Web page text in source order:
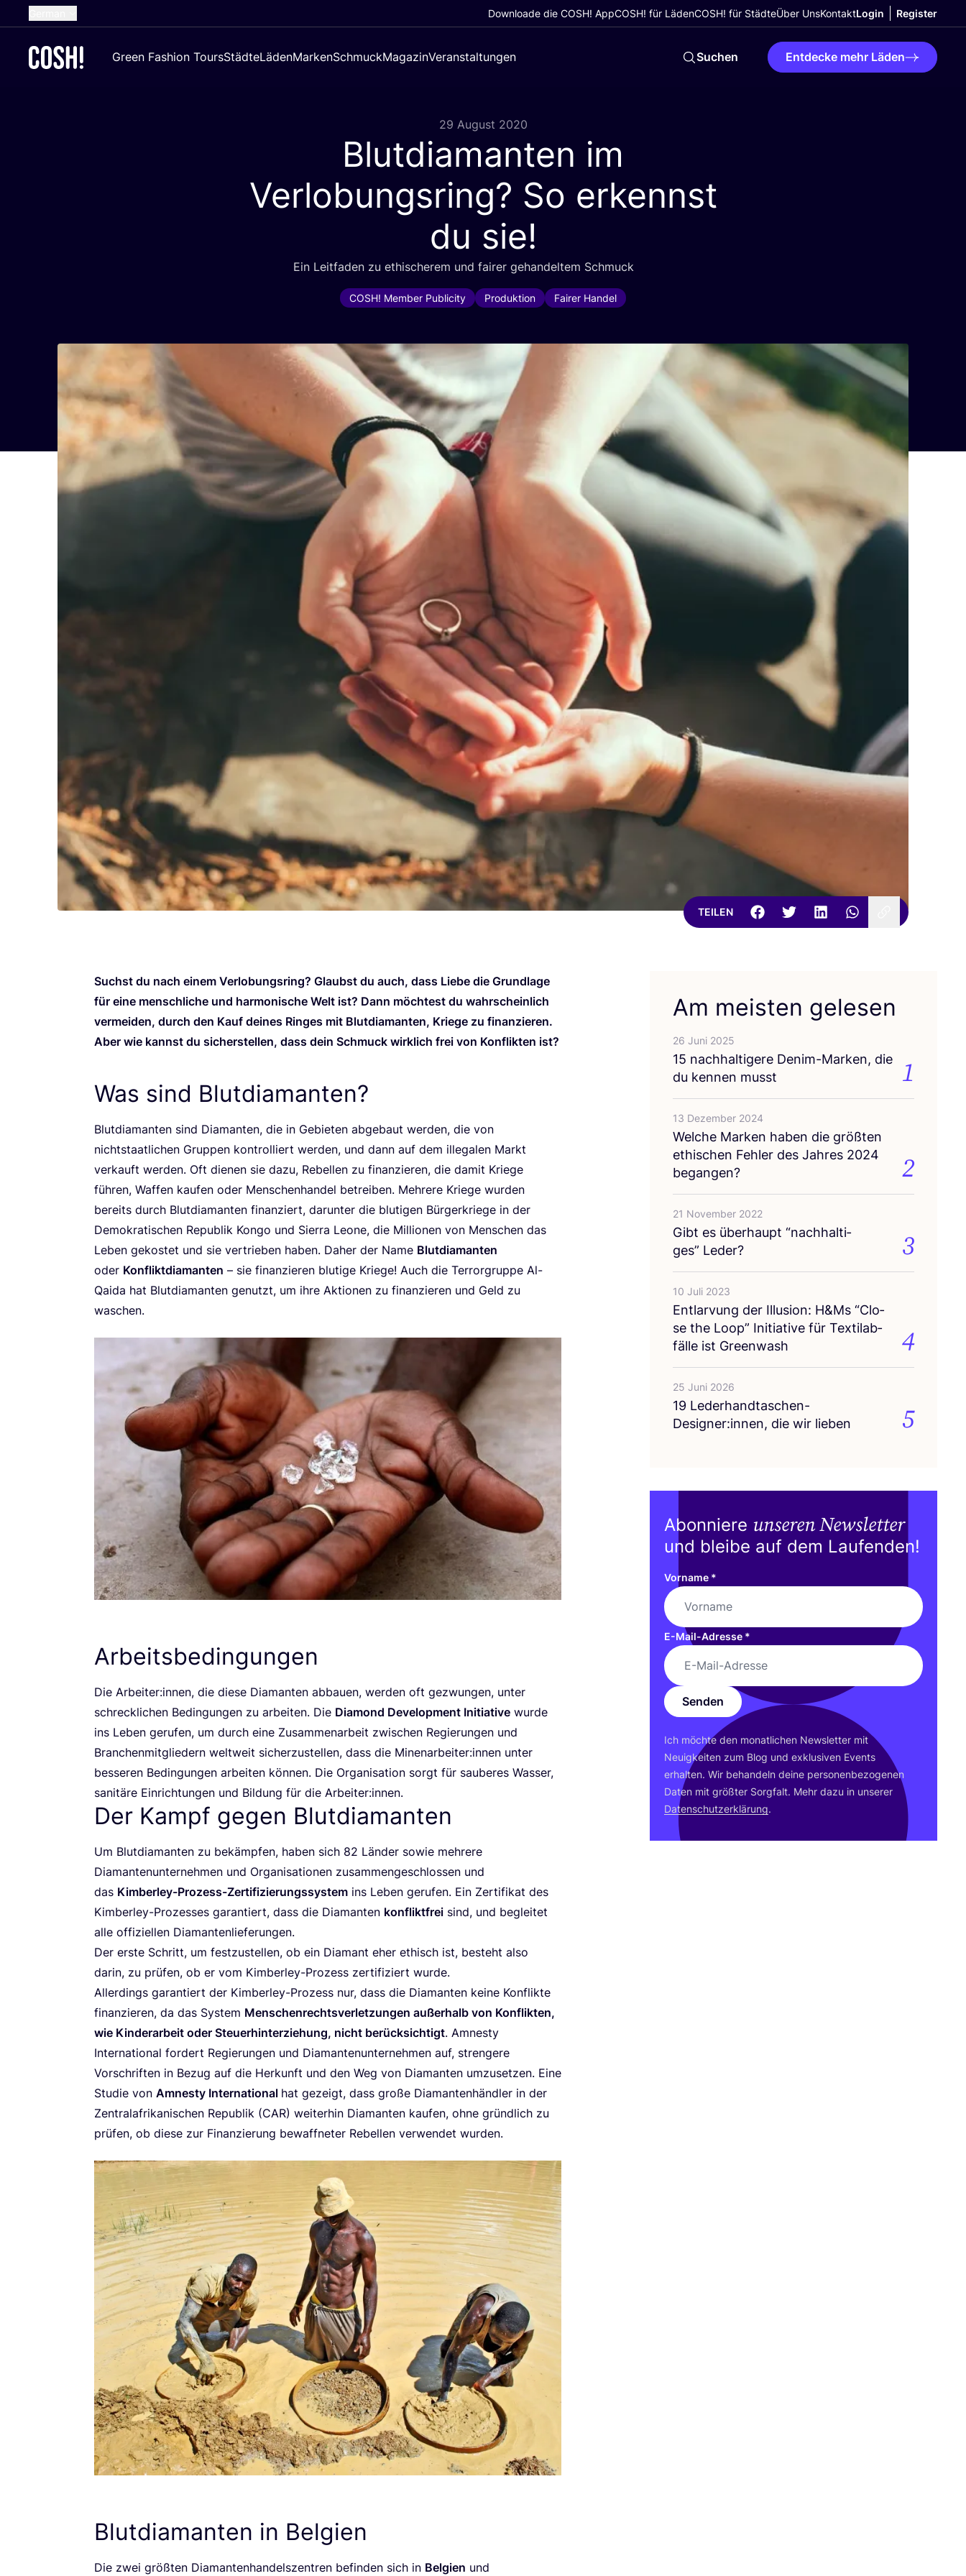
Dutch
Downloade die COSH! AppCOSH! für LädenCOSH! für StädteÜber UnsKontaktLogin Register
Green Fashion ToursStädteLädenMarkenSchmuckMagazinVeranstaltungen Suchen Entdecke mehr Läden
29 August 2020
Blutdiamanten im
Verlobungsring? So erkennst
du sie!
Ein Leit­fa­den zu ethi­sche­rem und fai­rer gehan­del­tem Schmuck
COSH! Member Publicity Produktion Fairer Handel
TEILEN
Suchst du nach einem Ver­lo­bungs­ring? Glaubst du auch, dass Lie­be die Grund­la­ge
für eine mensch­li­che und har­mo­ni­sche Welt ist? Dann möch­test du wahr­schein­lich
ver­mei­den, durch den Kauf dei­nes Rin­ges mit Blut­dia­man­ten, Krie­ge zu finan­zie­ren.
Aber wie kannst du sicher­stel­len, dass dein Schmuck wirk­lich frei von Kon­flik­ten ist?
Was sind Blutdiamanten?
Blut­dia­man­ten sind Dia­man­ten, die in Gebie­ten abge­baut wer­den, die von
nicht­staat­li­chen Grup­pen kon­trol­liert wer­den, und dann auf dem ille­ga­len Markt
ver­kauft wer­den. Oft die­nen sie dazu, Rebel­len zu finan­zie­ren, die damit Krie­ge
füh­ren, Waf­fen kau­fen oder Men­schen­han­del betrei­ben. Meh­re­re Krie­ge wur­den
bereits durch Blut­dia­man­ten finan­ziert, dar­un­ter die blu­ti­gen Bür­ger­krie­ge in der
Demo­kra­ti­schen Repu­blik Kon­go und Sier­ra Leo­ne, die Mil­lio­nen von Men­schen das
Leben gekos­tet und sie ver­trie­ben haben. Daher der Name Blut­dia­man­ten
oder Kon­flikt­dia­man­ten – sie finan­zie­ren blu­ti­ge Krie­ge! Auch die Ter­ror­grup­pe Al-
Qai­da hat Blut­dia­man­ten genutzt, um ihre Aktio­nen zu finan­zie­ren und Geld zu
waschen.
Arbeitsbedingungen
Die Arbeiter:innen, die die­se Dia­man­ten abbau­en, wer­den oft gezwun­gen, unter
schreck­li­chen Bedin­gun­gen zu arbei­ten. Die Dia­mond Deve­lo­p­ment Initia­ti­ve wur­de
ins Leben geru­fen, um durch eine Zusam­men­ar­beit zwi­schen Regie­run­gen und
Bran­chen­mit­glie­dern welt­weit sicher­zu­stel­len, dass die Minenarbeiter:innen unter
bes­se­ren Bedin­gun­gen arbei­ten kön­nen. Die Orga­ni­sa­ti­on sorgt für sau­be­res Was­ser,
sani­tä­re Ein­rich­tun­gen und Bil­dung für die Arbeiter:innen.
Der Kampf gegen Blutdiamanten
Um Blut­dia­man­ten zu bekämp­fen, haben sich 82 Län­der sowie meh­re­re
Dia­man­ten­un­ter­neh­men und Orga­ni­sa­tio­nen zusam­men­ge­schlos­sen und
das Kim­ber­ley-Pro­zess-Zer­ti­fi­zie­rungs­sys­tem ins Leben geru­fen. Ein Zer­ti­fi­kat des
Kim­ber­ley-Pro­zes­ses garan­tiert, dass die Dia­man­ten kon­flikt­frei sind, und beglei­tet
alle offi­zi­el­len Dia­man­ten­lie­fe­run­gen.
Der ers­te Schritt, um fest­zu­stel­len, ob ein Dia­mant eher ethisch ist, besteht also
dar­in, zu prü­fen, ob er vom Kim­ber­ley-Pro­zess zer­ti­fi­ziert wur­de.
Aller­dings garan­tiert der Kim­ber­ley-Pro­zess nur, dass die Dia­man­ten kei­ne Kon­flik­te
finan­zie­ren, da das Sys­tem Men­schen­rechts­ver­let­zun­gen außer­halb von Kon­flik­ten,
wie Kin­der­ar­beit oder Steu­er­hin­ter­zie­hung, nicht berück­sich­tigt. Amnes­ty
Inter­na­tio­nal for­dert Regie­run­gen und Dia­man­ten­un­ter­neh­men auf, stren­ge­re
Vor­schrif­ten in Bezug auf die Her­kunft und den Weg von Dia­man­ten umzu­set­zen. Eine
Stu­die von Amnes­ty Inter­na­tio­nal hat gezeigt, dass gro­ße Dia­man­ten­händ­ler in der
Zen­tral­afri­ka­ni­schen Repu­blik (CAR) wei­ter­hin Dia­man­ten kau­fen, ohne gründ­lich zu
prü­fen, ob die­se zur Finan­zie­rung bewaff­ne­ter Rebel­len ver­wen­det wurden.
Blutdiamanten in Belgien
Die zwei größ­ten Dia­man­ten­han­dels­zen­tren befin­den sich in Bel­gi­en und
Am meisten gelesen
26 Juni 2025
15 nach­hal­ti­ge­re Den­im-Mar­ken, die
du ken­nen musst
1
13 Dezember 2024
Wel­che Mar­ken haben die größ­ten
ethi­schen Feh­ler des Jah­res 2024
begangen?
2
21 November 2022
Gibt es über­haupt “nach­hal­ti­
ges” Leder?
3
10 Juli 2023
Ent­lar­vung der Illu­si­on: H&Ms “Clo­
se the Loop” Initia­ti­ve für Tex­til­ab­
fäl­le ist Greenwash
4
25 Juni 2026
19 Lederhandtaschen-
Designer:innen, die wir lieben
5
Abonniere unseren Newsletter
und bleibe auf dem Laufenden!
Vorname *
E-Mail-Adresse *
Senden
Ich möch­te den monat­li­chen News­let­ter mit
Neu­ig­kei­ten zum Blog und exklu­si­ven Events
erhal­ten. Wir behan­deln dei­ne per­so­nen­be­zo­ge­nen
Daten mit größ­ter Sorg­falt. Mehr dazu in unse­rer
Daten­schutz­er­klä­rung.